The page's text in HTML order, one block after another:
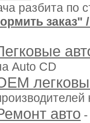
разбита по
заказ"
Auto CD
авто